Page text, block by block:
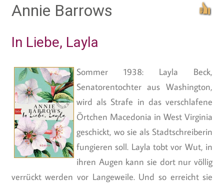
Annie Barrows
In Liebe, Layla
Sommer 1938: Layla Beck,
Senatorentochter aus Washington,
wird als Strafe in das verschlafene
Örtchen Macedonia in West Virginia
geschickt, wo sie als Stadtschreiberin
fungieren soll. Layla tobt vor Wut, in
ihren Augen kann sie dort nur völlig
verrückt werden vor Langeweile. Und so erreicht sie